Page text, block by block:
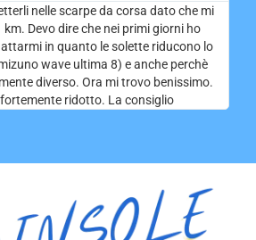
nelle scarpe da corsa dato che mi
Devo dire che nei primi giorni ho
in quanto le solette riducono lo
wave ultima 8) e anche perchè
diverso. Ora mi trovo benissimo.
ridotto. La consiglio